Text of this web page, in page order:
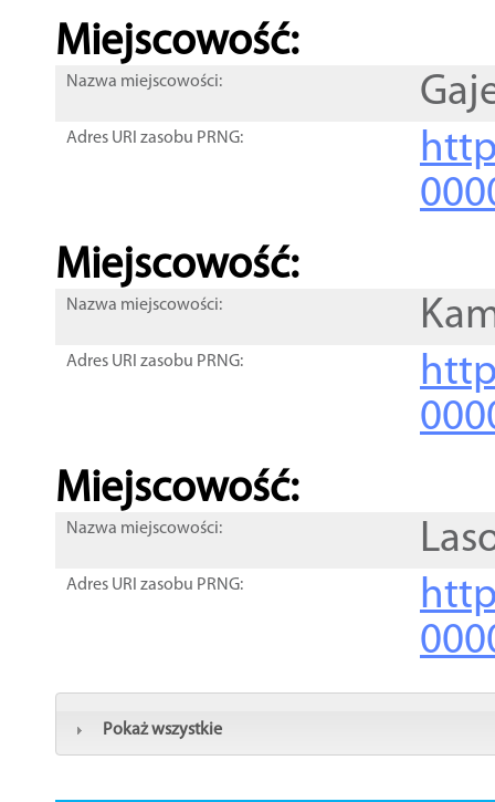
Miejscowość:
Nazwa miejscowości:
Adres URI zasobu PRNG:
Miejscowość:
Nazwa miejscowości:
Adres URI zasobu PRNG:
Miejscowość:
Nazwa miejscowości:
Adres URI zasobu PRNG:
Pokaż wszystkie